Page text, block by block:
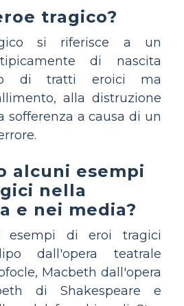
tragico?
si riferisce a un
di nascita
di tratti eroici ma
alla distruzione
sofferenza a causa di un
alcuni esempi
nella
e nei media?
esempi di eroi tragici
dall'opera teatrale
Macbeth dall'opera
di Shakespeare e